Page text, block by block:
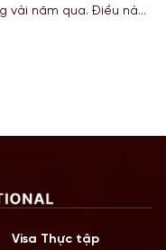
vài năm qua. Điều này
Dựa trên những bước
Visa Thực tập